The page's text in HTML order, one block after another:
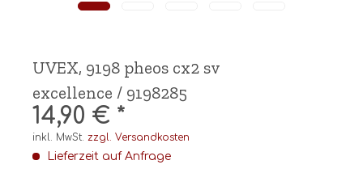
UVEX, 9198 pheos cx2 sv
excellence / 9198285
14,90 € *
inkl. MwSt. zzgl. Versandkosten
Lieferzeit auf Anfrage